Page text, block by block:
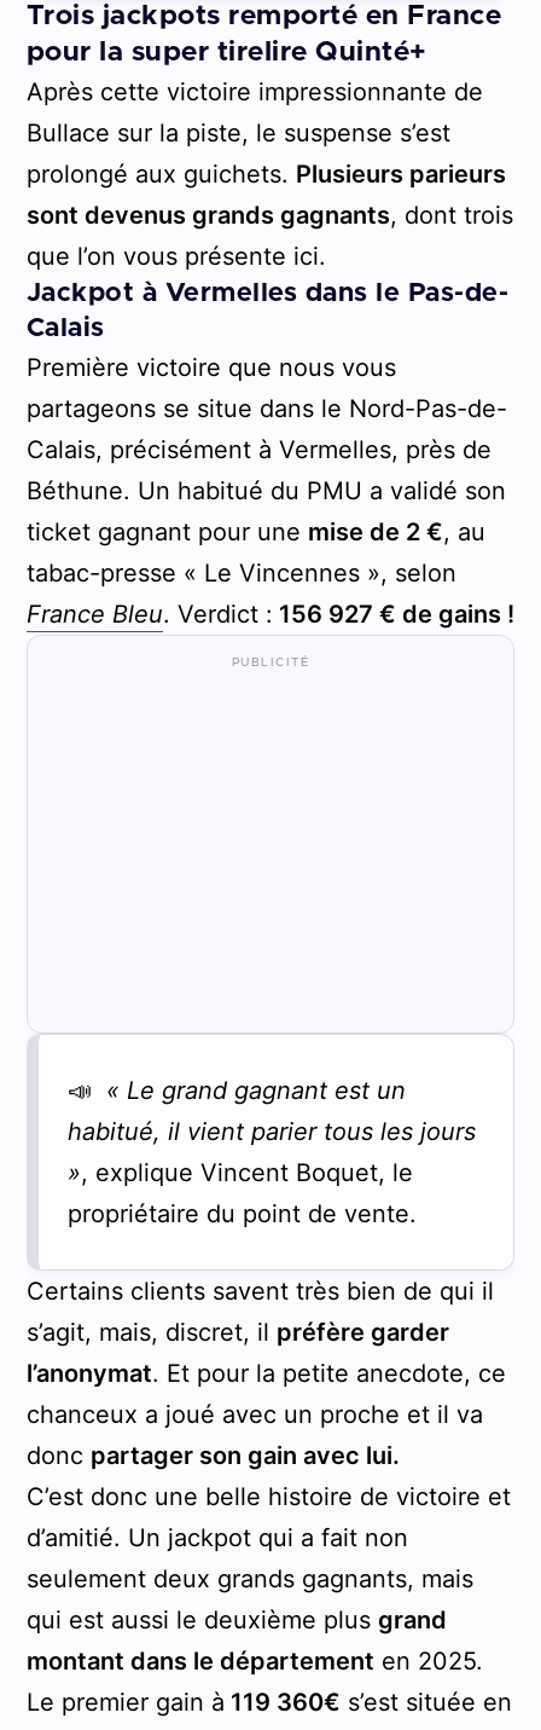
Trois jackpots remporté en France
pour la super tirelire Quinté+
Après cette victoire impressionnante de
Bullace sur la piste, le suspense s’est
prolongé aux guichets. Plusieurs parieurs
sont devenus grands gagnants, dont trois
que l’on vous présente ici.
Jackpot à Vermelles dans le Pas-de-
Calais
Première victoire que nous vous
partageons se situe dans le Nord-Pas-de-
Calais, précisément à Vermelles, près de
Béthune. Un habitué du PMU a validé son
ticket gagnant pour une mise de 2 €, au
tabac-presse « Le Vincennes », selon
France Bleu. Verdict : 156 927 € de gains !
📣 « Le grand gagnant est un
habitué, il vient parier tous les jours
», explique Vincent Boquet, le
propriétaire du point de vente.
Certains clients savent très bien de qui il
s’agit, mais, discret, il préfère garder
l’anonymat. Et pour la petite anecdote, ce
chanceux a joué avec un proche et il va
donc partager son gain avec lui.
C’est donc une belle histoire de victoire et
d’amitié. Un jackpot qui a fait non
seulement deux grands gagnants, mais
qui est aussi le deuxième plus grand
montant dans le département en 2025.
Le premier gain à 119 360€ s’est située en